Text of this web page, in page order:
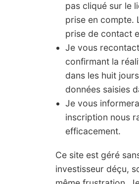
pas cliqué sur le
prise en compte.
prise de contact
Je vous
confirmant la
dans les huit
données saisies
Je vous
inscription nous
efficacement.
Ce site est géré
investisseur déçu,